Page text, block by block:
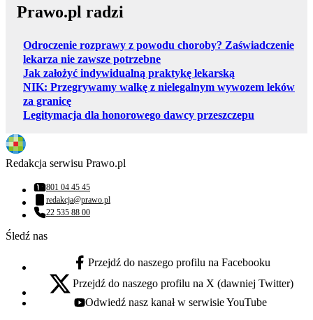
Prawo.pl radzi
Odroczenie rozprawy z powodu choroby? Zaświadczenie
lekarza nie zawsze potrzebne
Jak założyć indywidualną praktykę lekarską
NIK: Przegrywamy walkę z nielegalnym wywozem leków
za granicę
Legitymacja dla honorowego dawcy przeszczepu
Redakcja serwisu Prawo.pl
Numer telefonu:
801 04 45 45
Adres email:
redakcja@prawo.pl
Numer telefonu:
22 535 88 00
Śledź nas
facebook - otwiera się w nowej karcie
Przejdź do naszego profilu na Facebooku
x - otwiera się w nowej karcie
Przejdź do naszego profilu na X (dawniej Twitter)
youtube - otwiera się w nowej karcie
Odwiedź nasz kanał w serwisie YouTube